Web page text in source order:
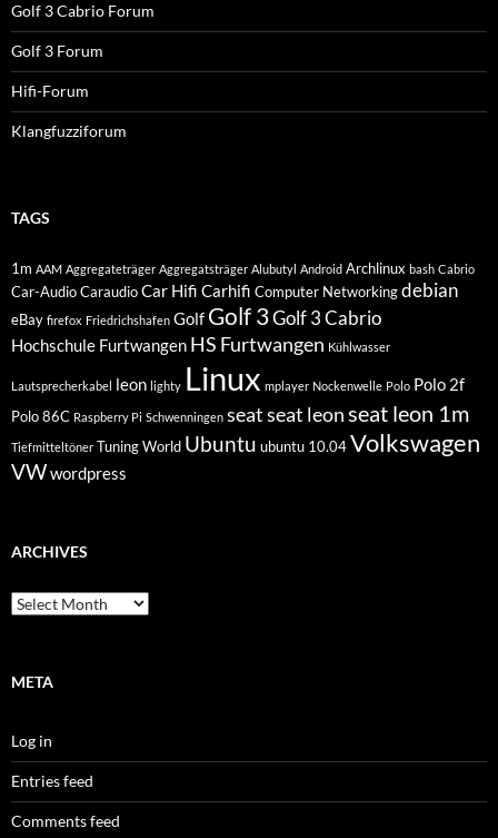
Golf 3 Cabrio Forum
Golf 3 Forum
Hifi-Forum
Klangfuzziforum
TAGS
1m AAM Aggregateträger Aggregatsträger Alubutyl Android Archlinux bash Cabrio
Car-AudioCaraudioCar Hifi Carhifi Computer Networkingdebian
eBay firefox Friedrichshafen Golf Golf 3Golf 3 Cabrio
Hochschule Furtwangen HS Furtwangen Kühlwasser
Lautsprecherkabel leon lighty Linux mplayer Nockenwelle Polo Polo 2f
Polo 86C Raspberry Pi Schwenningen seatseat leonseat leon 1m
Tiefmitteltöner Tuning World Ubuntu ubuntu 10.04Volkswagen
VWwordpress
ARCHIVES
Archives
META
Log in
Entries feed
Comments feed